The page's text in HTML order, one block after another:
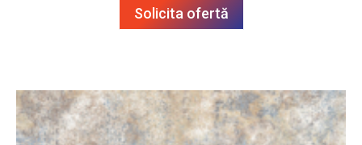
Solicita ofertă